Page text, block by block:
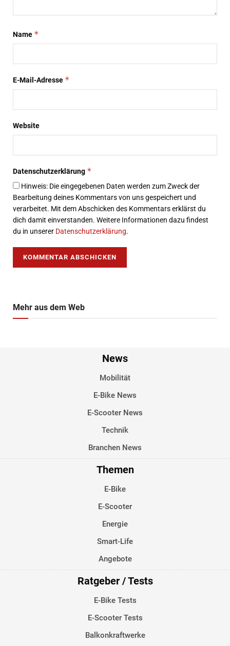
Name *
E-Mail-Adresse *
Website
Datenschutzerklärung *
Hinweis: Die eingegebenen Daten werden zum Zweck der
Bearbeitung deines Kommentars von uns gespeichert und
verarbeitet. Mit dem Abschicken des Kommentars erklärst du
dich damit einverstanden. Weitere Informationen dazu findest
du in unserer Datenschutzerklärung.
Mehr aus dem Web
News
Mobilität
E-Bike News
E-Scooter News
Technik
Branchen News
Themen
E-Bike
E-Scooter
Energie
Smart-Life
Angebote
Ratgeber / Tests
E-Bike Tests
E-Scooter Tests
Balkonkraftwerke